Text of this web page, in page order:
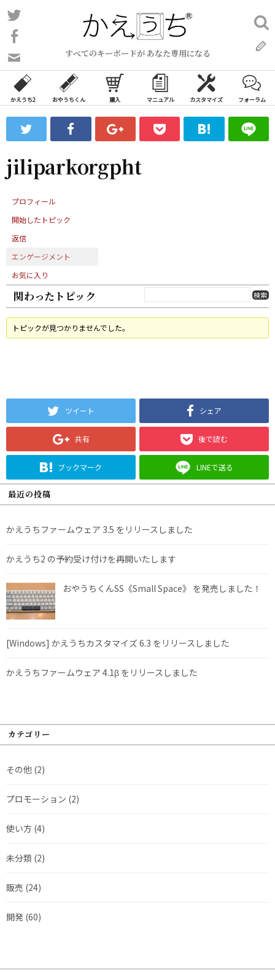
コ
ン
ン
ツ
ス
ッ
プ
すべてのキーボードが あなた専用になる
い
合
わ
フ
ォ
ム
検
索:
かえうち2 おやうちくん 購入 マニュアル カスタマイズ フォーラム
jiliparkorgpht
プロフィール
開始したトピック
返信
エンゲージメント
お気に入り
関わったトピック
トピックが見つかりませんでした。
ツイート シェア
共有 後で読む
ブックマーク LINEで送る
最近の投稿
かえうちファームウェア 3.5 をリリースしました
かえうち2 の予約受け付けを再開いたします
おやうちくんSS《Small Space》 を発売しました！
[Windows] かえうちカスタマイズ 6.3 をリリースしました
かえうちファームウェア 4.1β をリリースしました
カテゴリー
その他 (2)
プロモーション (2)
使い方 (4)
未分類 (2)
販売 (24)
開発 (60)